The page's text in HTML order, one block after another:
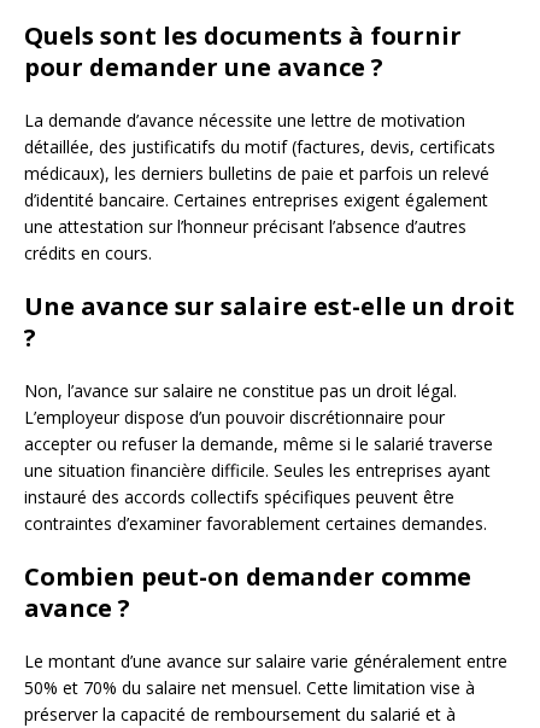
Quels sont les documents à fournir
pour demander une avance ?
La demande d’avance nécessite une lettre de motivation
détaillée, des justificatifs du motif (factures, devis, certificats
médicaux), les derniers bulletins de paie et parfois un relevé
d’identité bancaire. Certaines entreprises exigent également
une attestation sur l’honneur précisant l’absence d’autres
crédits en cours.
Une avance sur salaire est-elle un droit
?
Non, l’avance sur salaire ne constitue pas un droit légal.
L’employeur dispose d’un pouvoir discrétionnaire pour
accepter ou refuser la demande, même si le salarié traverse
une situation financière difficile. Seules les entreprises ayant
instauré des accords collectifs spécifiques peuvent être
contraintes d’examiner favorablement certaines demandes.
Combien peut-on demander comme
avance ?
Le montant d’une avance sur salaire varie généralement entre
50% et 70% du salaire net mensuel. Cette limitation vise à
préserver la capacité de remboursement du salarié et à